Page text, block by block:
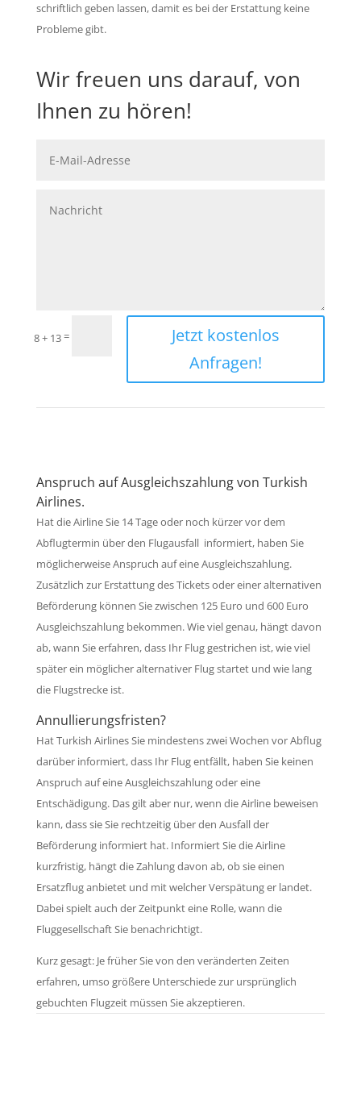
schriftlich geben lassen, damit es bei der Erstattung keine
Probleme gibt.
Wir freuen uns darauf, von
Ihnen zu hören!
8 + 13=
Jetzt kostenlos
Anfragen!
Anspruch auf Ausgleichszahlung von Turkish
Airlines.
Hat die Airline Sie 14 Tage oder noch kürzer vor dem
Abflugtermin über den Flugausfall informiert, haben Sie
möglicherweise Anspruch auf eine Ausgleichszahlung.
Zusätzlich zur Erstattung des Tickets oder einer alternativen
Beförderung können Sie zwischen 125 Euro und 600 Euro
Ausgleichszahlung bekommen. Wie viel genau, hängt davon
ab, wann Sie erfahren, dass Ihr Flug gestrichen ist, wie viel
später ein möglicher alternativer Flug startet und wie lang
die Flugstrecke ist.
Annullierungsfristen?
Hat Turkish Airlines Sie mindestens zwei Wochen vor Abflug
darüber informiert, dass Ihr Flug entfällt, haben Sie keinen
Anspruch auf eine Ausgleichszahlung oder eine
Entschädigung. Das gilt aber nur, wenn die Airline beweisen
kann, dass sie Sie rechtzeitig über den Ausfall der
Beförderung informiert hat. Informiert Sie die Airline
kurzfristig, hängt die Zahlung davon ab, ob sie einen
Ersatzflug anbietet und mit welcher Verspätung er landet.
Dabei spielt auch der Zeitpunkt eine Rolle, wann die
Fluggesellschaft Sie benachrichtigt.
Kurz gesagt: Je früher Sie von den veränderten Zeiten
erfahren, umso größere Unterschiede zur ursprünglich
gebuchten Flugzeit müssen Sie akzeptieren.